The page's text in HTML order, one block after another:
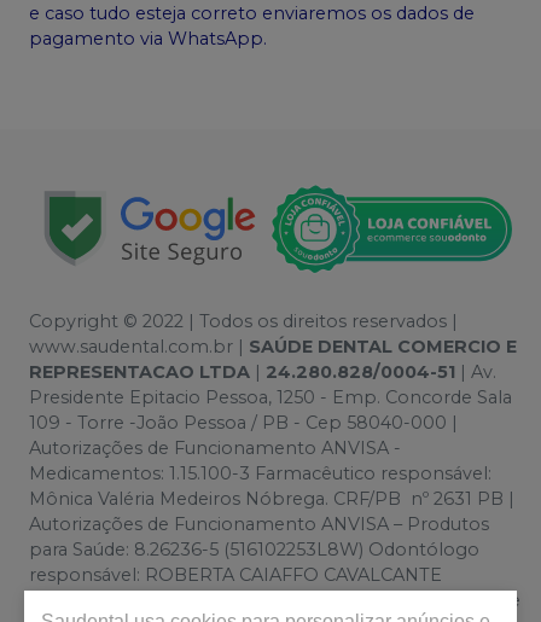
e caso tudo esteja correto enviaremos os dados de
pagamento via WhatsApp.
Copyright © 2022 | Todos os direitos reservados |
www.saudental.com.br | SAÚDE DENTAL COMERCIO E
REPRESENTACAO LTDA | 24.280.828/0004-51 | Av.
Presidente Epitacio Pessoa, 1250 - Emp. Concorde Sala
109 - Torre -João Pessoa / PB - Cep 58040-000 |
Autorizações de Funcionamento ANVISA -
Medicamentos: 1.15.100-3 Farmacêutico responsável:
Mônica Valéria Medeiros Nóbrega. CRF/PB nº 2631 PB |
Autorizações de Funcionamento ANVISA – Produtos
para Saúde: 8.26236-5 (516102253L8W) Odontólogo
responsável: ROBERTA CAIAFFO CAVALCANTE
ANDRADE. CRO/PB 2368 PB | Política de Privacidade e